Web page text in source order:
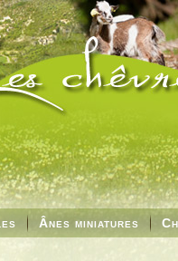
Ânes miniatures